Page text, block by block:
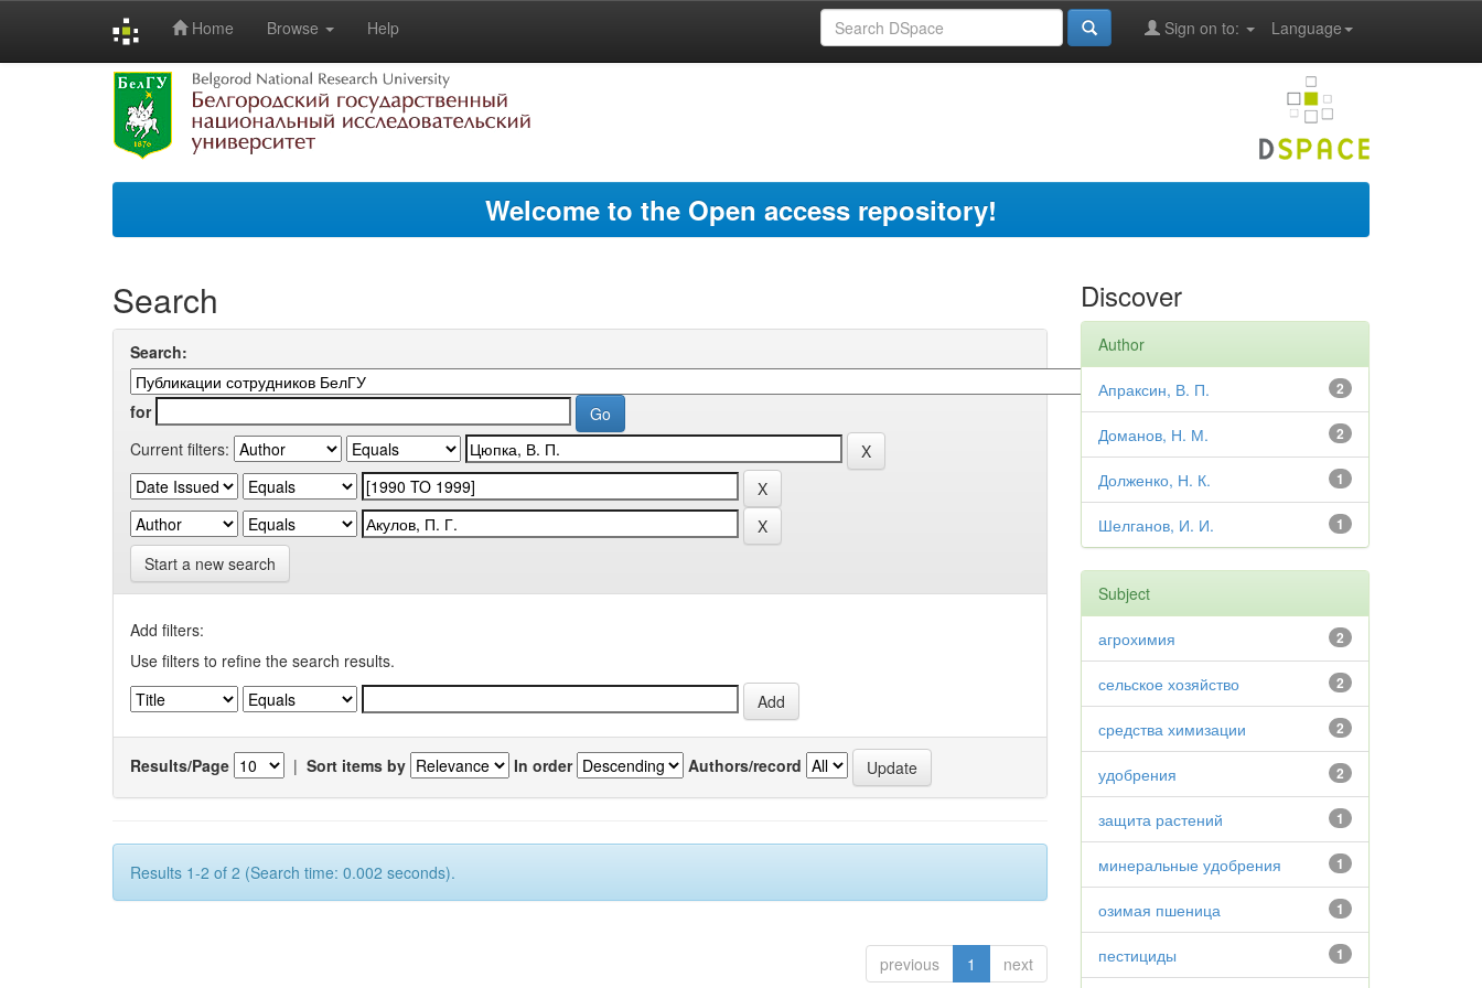
Home Browse Help Language
Sign on to:
Welcome to the Open access repository!
Search
Search:
for
Current filters:
Start a new search
Add filters:
Use filters to refine the search results.
Results/Page | Sort items by In order Authors/record
Results 1-2 of 2 (Search time: 0.002 seconds).
previous 1 next
Discover
Author
2
Апраксин, В. П.
2
Доманов, Н. М.
1
Долженко, Н. К.
1
Шелганов, И. И.
Subject
2
агрохимия
2
сельское хозяйство
2
средства химизации
2
удобрения
1
защита растений
1
минеральные удобрения
1
озимая пшеница
1
пестициды